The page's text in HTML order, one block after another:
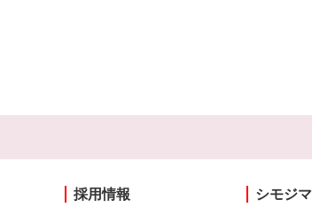
採用情報 シモジ